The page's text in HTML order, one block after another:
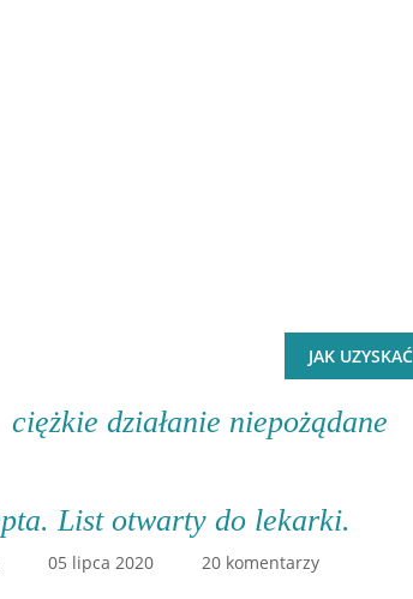
JAK
ciężkie działanie niepożądane
List otwarty do lekarki.
05 lipca 2020 20 komentarzy